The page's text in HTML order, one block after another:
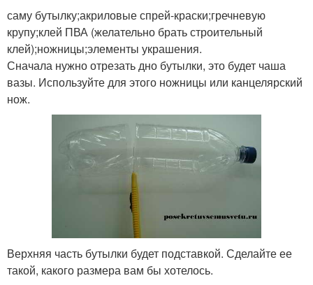
саму бутылку;акриловые спрей-краски;гречневую
крупу;клей ПВА (желательно брать строительный
клей);ножницы;элементы украшения.
Сначала нужно отрезать дно бутылки, это будет чаша
вазы. Используйте для этого ножницы или канцелярский
нож.
Верхняя часть бутылки будет подставкой. Сделайте ее
такой, какого размера вам бы хотелось.